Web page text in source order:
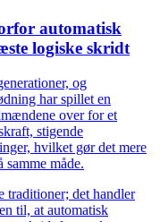
automatisk
logiske skridt
og
har spillet en
over for et
stigende
hvilket gør det mere
måde.
traditioner; det handler
til, at automatisk